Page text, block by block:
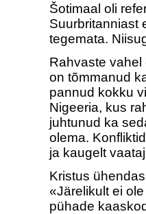
Šotimaal oli
Suurbritanniast
tegemata.
Rahvaste vahel
on tõmmanud
pannud kokku
Nigeeria, kus
juhtunud ka
olema.
ja kaugelt
Kristus
«Järelikult ei
pühade